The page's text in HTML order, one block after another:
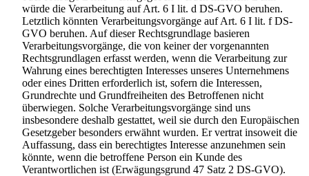
würde die Verarbeitung auf Art. 6 I lit. d DS-GVO beruhen.
Letztlich könnten Verarbeitungsvorgänge auf Art. 6 I lit. f DS-
GVO beruhen. Auf dieser Rechtsgrundlage basieren
Verarbeitungsvorgänge, die von keiner der vorgenannten
Rechtsgrundlagen erfasst werden, wenn die Verarbeitung zur
Wahrung eines berechtigten Interesses unseres Unternehmens
oder eines Dritten erforderlich ist, sofern die Interessen,
Grundrechte und Grundfreiheiten des Betroffenen nicht
überwiegen. Solche Verarbeitungsvorgänge sind uns
insbesondere deshalb gestattet, weil sie durch den Europäischen
Gesetzgeber besonders erwähnt wurden. Er vertrat insoweit die
Auffassung, dass ein berechtigtes Interesse anzunehmen sein
könnte, wenn die betroffene Person ein Kunde des
Verantwortlichen ist (Erwägungsgrund 47 Satz 2 DS-GVO).